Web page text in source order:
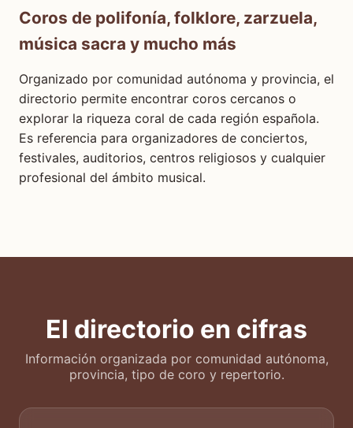
Coros de polifonía, folklore, zarzuela,
música sacra y mucho más
Organizado por comunidad autónoma y provincia, el
directorio permite encontrar coros cercanos o
explorar la riqueza coral de cada región española.
Es referencia para organizadores de conciertos,
festivales, auditorios, centros religiosos y cualquier
profesional del ámbito musical.
El directorio en cifras
Información organizada por comunidad autónoma,
provincia, tipo de coro y repertorio.